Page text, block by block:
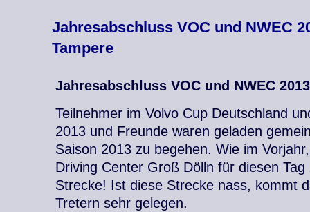
Jahresabschluss VOC und NWEC
Tampere
Jahresabschluss VOC und NWEC 2013
Teilnehmer im Volvo Cup Deutschland
2013 und Freunde waren geladen
Saison 2013 zu begehen. Wie im
Driving Center Groß Dölln für diesen
Strecke! Ist diese Strecke nass, kommt
Tretern sehr gelegen.